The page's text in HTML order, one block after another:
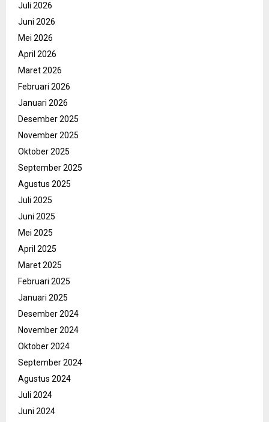
Juli 2026
Juni 2026
Mei 2026
April 2026
Maret 2026
Februari 2026
Januari 2026
Desember 2025
November 2025
Oktober 2025
September 2025
Agustus 2025
Juli 2025
Juni 2025
Mei 2025
April 2025
Maret 2025
Februari 2025
Januari 2025
Desember 2024
November 2024
Oktober 2024
September 2024
Agustus 2024
Juli 2024
Juni 2024